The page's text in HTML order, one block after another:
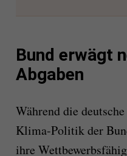
Bund erwägt
Abgaben
Während die
Klima-Politik der
ihre